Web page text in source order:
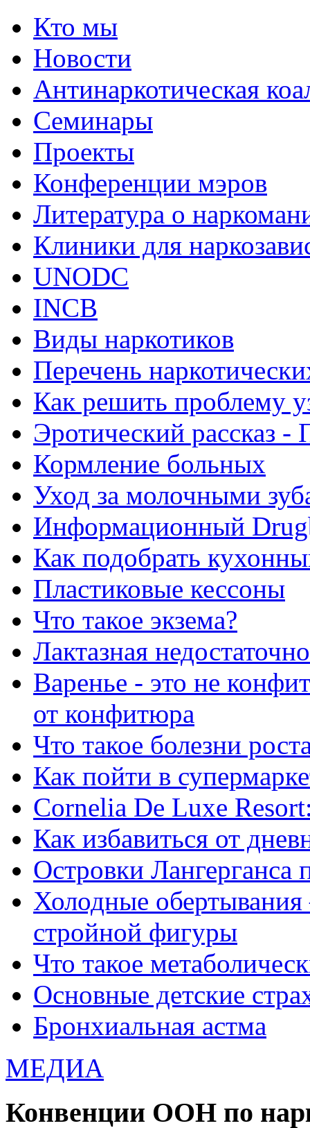
Кто мы
Новости
Антинаркотическая
Семинары
Проекты
Конференции мэров
Литература о
Клиники для
UNODC
INCB
Виды наркотиков
Перечень
Как решить проблему
Эротический рассказ -
Кормление больных
Уход за молочными
Информационный
Как подобрать
Пластиковые кессоны
Что такое экзема?
Лактазная
Варенье - это не
от конфитюра
Что такое болезни
Как пойти в
Сornelia De Luxe
Как избавиться от
Островки
Холодные обертывания
стройной фигуры
Что такое
Основные детские
Бронхиальная астма
МЕДИА
Конвенции ООН по